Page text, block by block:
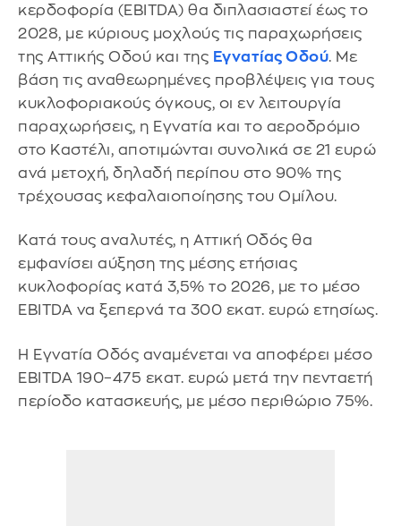
κερδοφορία (EBITDA) θα διπλασιαστεί έως το
2028, με κύριους μοχλούς τις παραχωρήσεις
της Αττικής Οδού και της Εγνατίας Οδού. Με
βάση τις αναθεωρημένες προβλέψεις για τους
κυκλοφοριακούς όγκους, οι εν λειτουργία
παραχωρήσεις, η Εγνατία και το αεροδρόμιο
στο Καστέλι, αποτιμώνται συνολικά σε 21 ευρώ
ανά μετοχή, δηλαδή περίπου στο 90% της
τρέχουσας κεφαλαιοποίησης του Ομίλου.
Κατά τους αναλυτές, η Αττική Οδός θα
εμφανίσει αύξηση της μέσης ετήσιας
κυκλοφορίας κατά 3,5% το 2026, με το μέσο
EBITDA να ξεπερνά τα 300 εκατ. ευρώ ετησίως.
Η Εγνατία Οδός αναμένεται να αποφέρει μέσο
EBITDA 190–475 εκατ. ευρώ μετά την πενταετή
περίοδο κατασκευής, με μέσο περιθώριο 75%.